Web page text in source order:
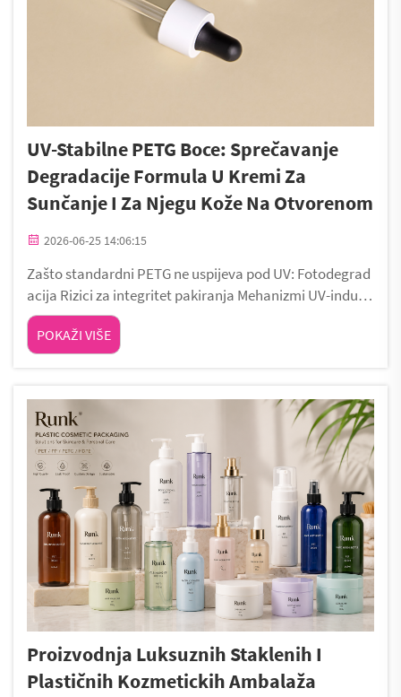
UV-Stabilne PETG Boce: Sprečavanje
Degradacije Formula U Kremi Za
Sunčanje I Za Njegu Kože Na Otvorenom
2026-06-25 14:06:15
Zašto standardni PETG ne uspijeva pod UV: Fotodegrad
acija Rizici za integritet pakiranja Mehanizmi UV-inducir
ane degradacije u nemodificiranom PETG-u Standardni
PETG apsorbira visokoenergetske UV fotone, koji razdv
ajaju esterske veze u svojoj molekularnoj kičmi. Ovo pok
POKAŽI VIŠE
Proizvodnja Luksuznih Staklenih I
Plastičnih Kozmetickih Ambalaža